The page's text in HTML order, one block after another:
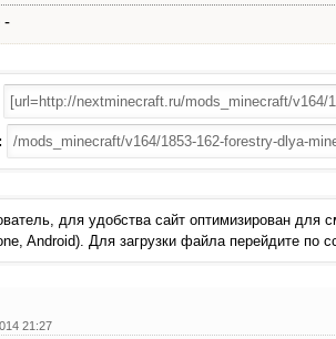
-
для удобства сайт оптимизирован для
Android). Для загрузки файла перейдите по
21:27